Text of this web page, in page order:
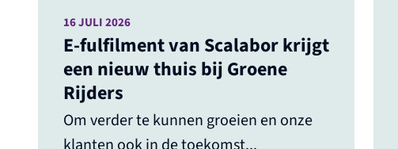
E-fulfilment van Scalabor krijgt
een nieuw thuis bij Groene
Rijders
Om verder te kunnen groeien en onze
16 JULI 2026